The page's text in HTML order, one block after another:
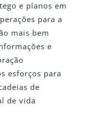
e planos em
para a
mais bem
e
esforços para
de
de vida